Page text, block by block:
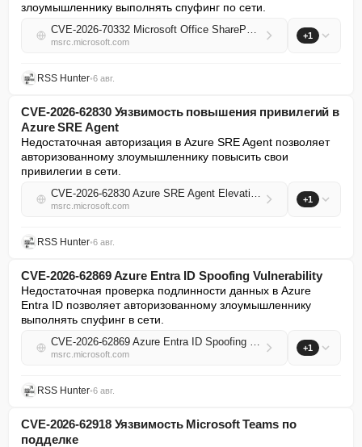
злоумышленнику выполнять спуфинг по сети.
CVE-2026-70332 Microsoft Office SharePoint Spoofing Vulnerability
msrc.microsoft.com
+1
RSS Hunter•6 авг.
CVE-2026-62830 Уязвимость повышения привилегий в
Azure SRE Agent
Недостаточная авторизация в Azure SRE Agent позволяет
авторизованному злоумышленнику повысить свои
привилегии в сети.
CVE-2026-62830 Azure SRE Agent Elevation of Privilege Vulnerability
msrc.microsoft.com
+1
RSS Hunter•6 авг.
CVE-2026-62869 Azure Entra ID Spoofing Vulnerability
Недостаточная проверка подлинности данных в Azure
Entra ID позволяет авторизованному злоумышленнику
выполнять спуфинг в сети.
CVE-2026-62869 Azure Entra ID Spoofing Vulnerability
msrc.microsoft.com
+1
RSS Hunter•6 авг.
CVE-2026-62918 Уязвимость Microsoft Teams по
подделке